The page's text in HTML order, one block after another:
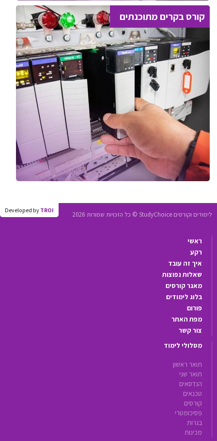
קורס בקרים מתוכנתים
Developed by TROI
לימודים וקורסים StudyChoice © כל הזכויות שמורות 2026
ראשי
רקע
איך זה עובד
שאלות נפוצות
מאגר קורסים
בלוג לימודים
פורום
מפת האתר
צור קשר
מסלולי לימוד
תואר ראשון
תואר שני
הנדסאים
טכנאים
קורסים
פסיכומטרי
בגרות
מכינות